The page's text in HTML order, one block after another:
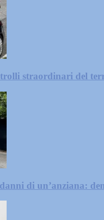
straordinari del
di un’anziana: